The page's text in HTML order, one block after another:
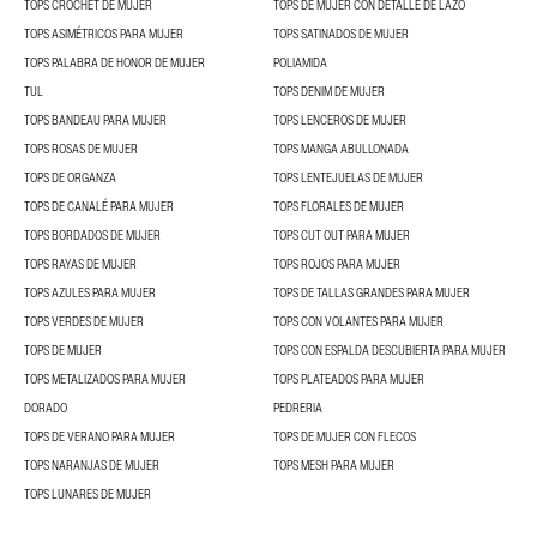
TOPS CROCHET DE MUJER
TOPS DE MUJER CON DETALLE DE LAZO
TOPS ASIMÉTRICOS PARA MUJER
TOPS SATINADOS DE MUJER
TOPS PALABRA DE HONOR DE MUJER
POLIAMIDA
TUL
TOPS DENIM DE MUJER
TOPS BANDEAU PARA MUJER
TOPS LENCEROS DE MUJER
TOPS ROSAS DE MUJER
TOPS MANGA ABULLONADA
TOPS DE ORGANZA
TOPS LENTEJUELAS DE MUJER
TOPS DE CANALÉ PARA MUJER
TOPS FLORALES DE MUJER
TOPS BORDADOS DE MUJER
TOPS CUT OUT PARA MUJER
TOPS RAYAS DE MUJER
TOPS ROJOS PARA MUJER
TOPS AZULES PARA MUJER
TOPS DE TALLAS GRANDES PARA MUJER
TOPS VERDES DE MUJER
TOPS CON VOLANTES PARA MUJER
TOPS DE MUJER
TOPS CON ESPALDA DESCUBIERTA PARA MUJER
TOPS METALIZADOS PARA MUJER
TOPS PLATEADOS PARA MUJER
DORADO
PEDRERIA
TOPS DE VERANO PARA MUJER
TOPS DE MUJER CON FLECOS
TOPS NARANJAS DE MUJER
TOPS MESH PARA MUJER
TOPS LUNARES DE MUJER